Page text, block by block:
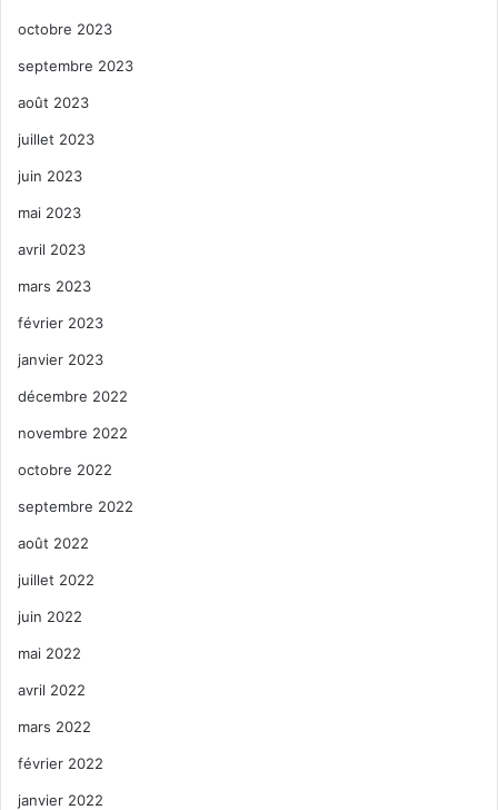
octobre 2023
septembre 2023
août 2023
juillet 2023
juin 2023
mai 2023
avril 2023
mars 2023
février 2023
janvier 2023
décembre 2022
novembre 2022
octobre 2022
septembre 2022
août 2022
juillet 2022
juin 2022
mai 2022
avril 2022
mars 2022
février 2022
janvier 2022